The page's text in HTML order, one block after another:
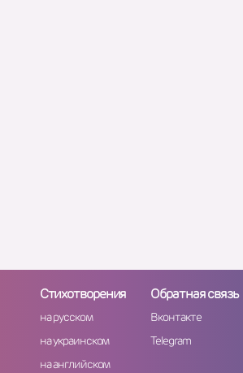
Стихотворения
на русском
на украинском
на английском
Обратная связь
Вконтакте
Telegram